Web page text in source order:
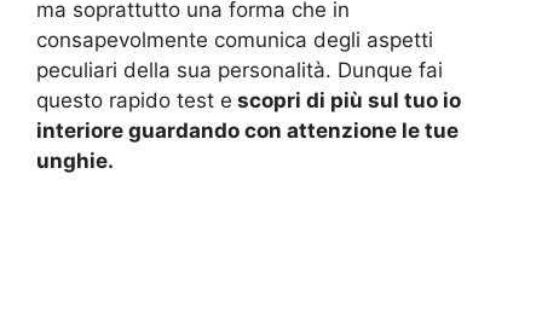
ma soprattutto una forma che in
consapevolmente comunica degli aspetti
peculiari della sua personalità. Dunque fai
questo rapido test e scopri di più sul tuo io
interiore guardando con attenzione le tue
unghie.